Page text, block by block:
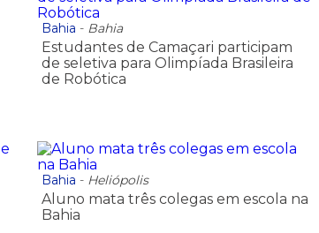
Bahia - Bahia
Estudantes de Camaçari participam
de seletiva para Olimpíada Brasileira
de Robótica
Bahia - Heliópolis
Aluno mata três colegas em escola na
Bahia